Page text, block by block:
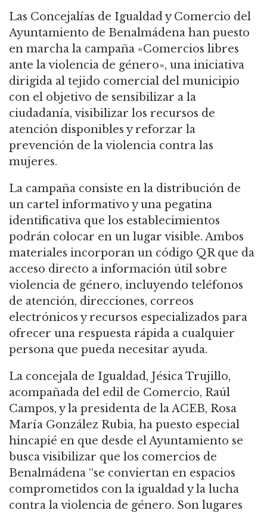
Las Concejalías de Igualdad y Comercio del
Ayuntamiento de Benalmádena han puesto
en marcha la campaña «Comercios libres
ante la violencia de género», una iniciativa
dirigida al tejido comercial del municipio
con el objetivo de sensibilizar a la
ciudadanía, visibilizar los recursos de
atención disponibles y reforzar la
prevención de la violencia contra las
mujeres.
La campaña consiste en la distribución de
un cartel informativo y una pegatina
identificativa que los establecimientos
podrán colocar en un lugar visible. Ambos
materiales incorporan un código QR que da
acceso directo a información útil sobre
violencia de género, incluyendo teléfonos
de atención, direcciones, correos
electrónicos y recursos especializados para
ofrecer una respuesta rápida a cualquier
persona que pueda necesitar ayuda.
La concejala de Igualdad, Jésica Trujillo,
acompañada del edil de Comercio, Raúl
Campos, y la presidenta de la ACEB, Rosa
María González Rubia, ha puesto especial
hincapié en que desde el Ayuntamiento se
busca visibilizar que los comercios de
Benalmádena “se conviertan en espacios
comprometidos con la igualdad y la lucha
contra la violencia de género. Son lugares